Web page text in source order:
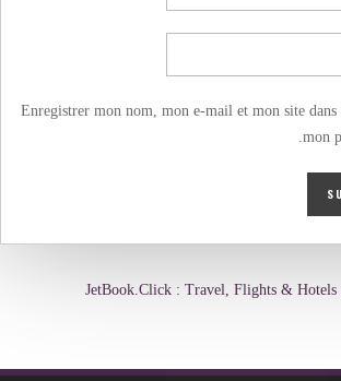
Enregistrer mon nom, mon e-mail et mon site
mon
JetBook.Click : Travel, Flights & Hotels